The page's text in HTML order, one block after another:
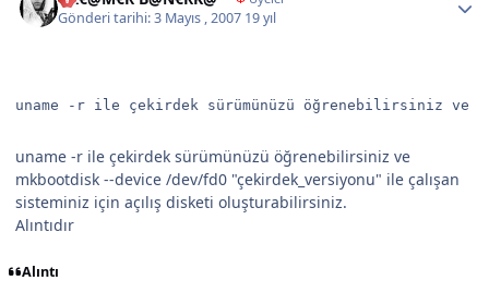
Gönderi tarihi:3 Mayıs , 2007 19 yıl
uname -r ile çekirdek sürümünüzü öğrenebilirsiniz
uname -r ile çekirdek sürümünüzü öğrenebilirsiniz ve
mkbootdisk --device /dev/fd0 "çekirdek_versiyonu" ile çalışan
sisteminiz için açılış disketi oluşturabilirsiniz.
Alıntıdır
Alıntı